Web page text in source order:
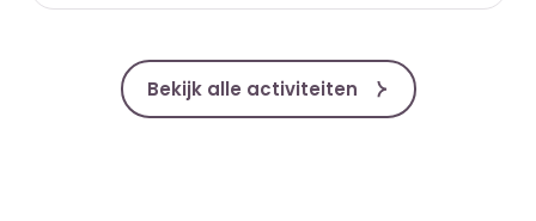
Bekijk alle activiteiten